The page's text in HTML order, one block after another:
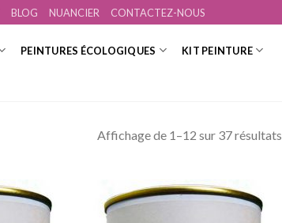
BLOG NUANCIER CONTACTEZ-NOUS
PEINTURES ÉCOLOGIQUES
KIT PEINTURE
Affichage de 1–12 sur 37 résultats